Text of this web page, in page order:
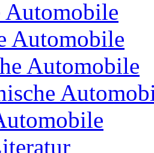
Automobile
Automobile
Automobile